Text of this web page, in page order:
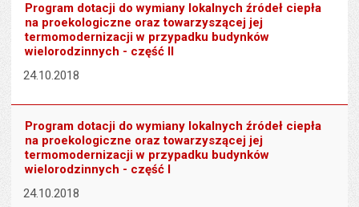
Program dotacji do wymiany lokalnych źródeł ciepła
na proekologiczne oraz towarzyszącej jej
termomodernizacji w przypadku budynków
wielorodzinnych - część II
24.10.2018
Program dotacji do wymiany lokalnych źródeł ciepła
na proekologiczne oraz towarzyszącej jej
termomodernizacji w przypadku budynków
wielorodzinnych - część I
24.10.2018